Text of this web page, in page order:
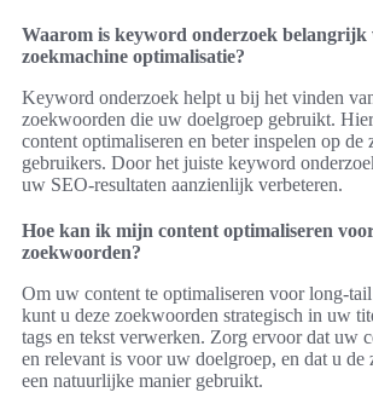
Waarom is keyword onderzoek belangrijk
zoekmachine optimalisatie?
Keyword onderzoek helpt u bij het vinden
zoekwoorden die uw doelgroep gebruikt.
content optimaliseren en beter inspelen op de
gebruikers. Door het juiste keyword
uw SEO-resultaten aanzienlijk verbeteren.
Hoe kan ik mijn content optimaliseren
zoekwoorden?
Om uw content te optimaliseren voor long-
kunt u deze zoekwoorden strategisch in uw
tags en tekst verwerken. Zorg ervoor dat uw
en relevant is voor uw doelgroep, en dat u de
een natuurlijke manier gebruikt.